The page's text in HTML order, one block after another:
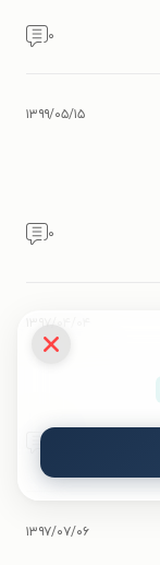
۰
۱۳۹۹/۰۵/۱۵
۰
۱۳۹۷/۰۴/۰۴
۱۳۹۷/۰۷/۰۶